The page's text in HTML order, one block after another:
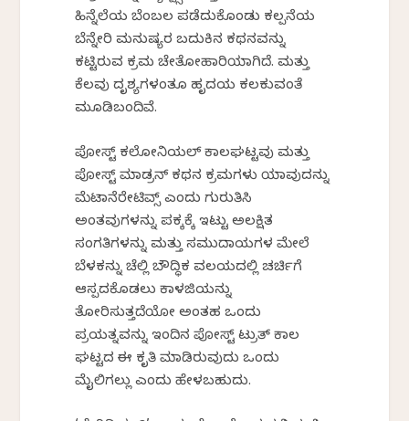
ಹಿನ್ನೆಲೆಯ ಬೆಂಬಲ ಪಡೆದುಕೊಂಡು ಕಲ್ಪನೆಯ
ಬೆನ್ನೇರಿ ಮನುಷ್ಯರ ಬದುಕಿನ ಕಥನವನ್ನು
ಕಟ್ಟಿರುವ ಕ್ರಮ ಚೇತೋಹಾರಿಯಾಗಿದೆ. ಮತ್ತು
ಕೆಲವು ದೃಶ್ಯಗಳಂತೂ ಹೃದಯ ಕಲಕುವಂತೆ
ಮೂಡಿಬಂದಿವೆ.
ಪೋಸ್ಟ್ ಕಲೋನಿಯಲ್ ಕಾಲಘಟ್ಟವು ಮತ್ತು
ಪೋಸ್ಟ್ ಮಾಡ್ರನ್ ಕಥನ ಕ್ರಮಗಳು ಯಾವುದನ್ನು
ಮೆಟಾನೆರೇಟಿವ್ಸ್ ಎಂದು ಗುರುತಿಸಿ
ಅಂತವುಗಳನ್ನು ಪಕ್ಕಕ್ಕೆ ಇಟ್ಟು ಅಲಕ್ಷಿತ
ಸಂಗತಿಗಳನ್ನು ಮತ್ತು ಸಮುದಾಯಗಳ ಮೇಲೆ
ಬೆಳಕನ್ನು ಚೆಲ್ಲಿ ಬೌದ್ಧಿಕ ವಲಯದಲ್ಲಿ ಚರ್ಚಿಗೆ
ಆಸ್ಪದಕೊಡಲು ಕಾಳಜಿಯನ್ನು
ತೋರಿಸುತ್ತದೆಯೋ ಅಂತಹ ಒಂದು
ಪ್ರಯತ್ನವನ್ನು ಇಂದಿನ ಪೋಸ್ಟ್ ಟ್ರುತ್ ಕಾಲ
ಘಟ್ಟದ ಈ ಕೃತಿ ಮಾಡಿರುವುದು ಒಂದು
ಮೈಲಿಗಲ್ಲು ಎಂದು ಹೇಳಬಹುದು.